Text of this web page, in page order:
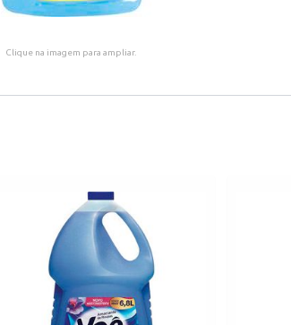
Clique na imagem para ampliar.